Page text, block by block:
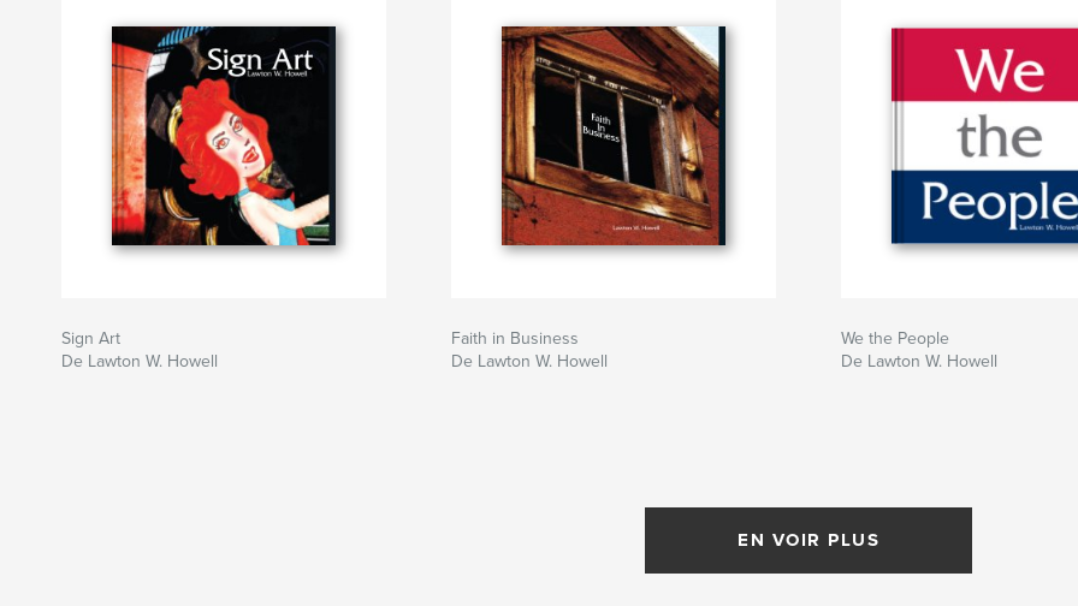
Sign Art
De Lawton W. Howell
Faith in Business
De Lawton W. Howell
We the People
De Lawton W. Howell
EN VOIR PLUS